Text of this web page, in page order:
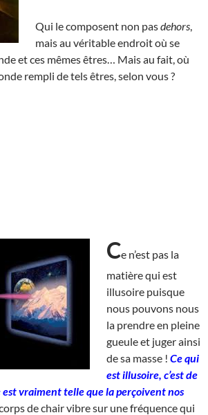
Qui le composent non pasdehors
mais au véritable endroit où se
et ces mêmes êtres… Mais au fait, où
rempli de tels êtres, selon vous ?
Ce n’est pas la
matière qui est
illusoire puisque
nous pouvons nous
la prendre en pleine
gueule et juger ainsi
de sa masse ! Ce qui
est illusoire, c’est de
vraiment telle que la perçoivent nos
de chair vibre sur une fréquence qui